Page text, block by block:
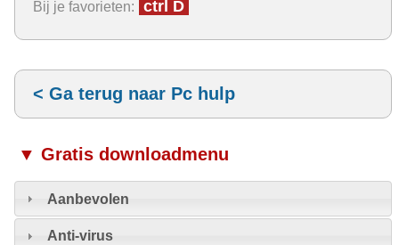
Bij je favorieten: ctrl D
< Ga terug naar Pc hulp
▼ Gratis downloadmenu
Aanbevolen
Anti-virus